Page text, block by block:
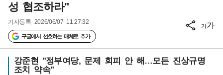
성 협조하라"
기사등록 2026/06/07 11:27:32
구글에서 선호하는 매체로 추가
가가
강준현 "정부여당, 문제 회피 안 해…모든 진상규명
조치 약속"